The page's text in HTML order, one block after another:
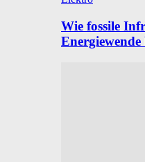
Wie fossile
Energiewende